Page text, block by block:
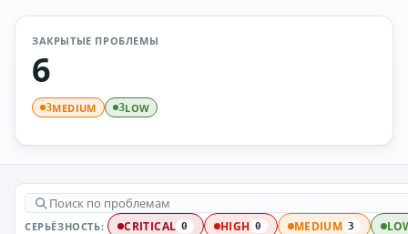
ЗАКРЫТЫЕ ПРОБЛЕМЫ
6
3MEDIUM 3LOW
СЕРЬЁЗНОСТЬ: CRITICAL 0 HIGH 0 MEDIUM 3